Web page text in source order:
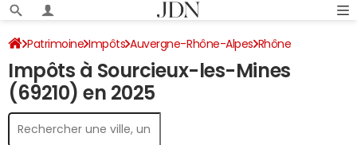
Patrimoine Impôts Auvergne-Rhône-Alpes Rhône
Sourcieux-les-Mines Impôt sur le revenu
Impôts à Sourcieux-les-Mines
(69210) en 2025